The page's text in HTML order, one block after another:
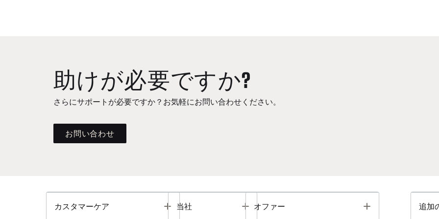
助けが必要ですか?
さらにサポートが必要ですか？お気軽にお問い合わせください。
お問い合わせ
カスタマーケア Toggle
当社 Toggle
オファー Toggle 追加